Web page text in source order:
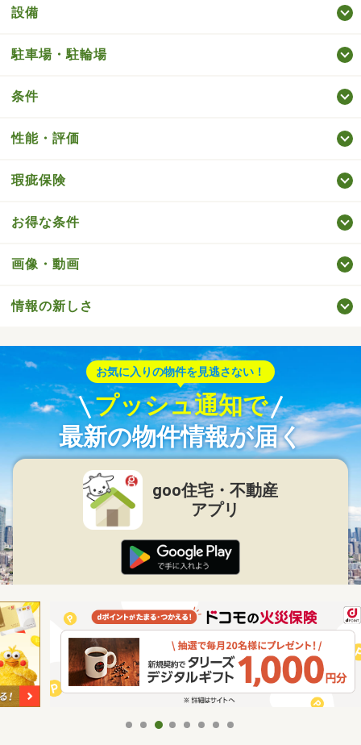
設備
駐車場・駐輪場
条件
性能・評価
瑕疵保険
お得な条件
画像・動画
情報の新しさ
お気に入りの物件を見逃さない！
プッシュ通知で
最新の物件情報が届く
goo住宅・不動産
アプリ